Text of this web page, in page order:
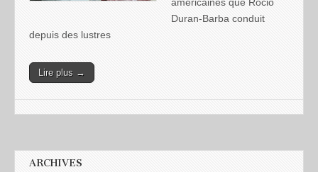
américaines que Rocio
Duran-Barba conduit
depuis des lustres
Lire plus →
ARCHIVES